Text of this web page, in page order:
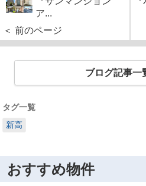
ア...
＜ 前のページ
ブログ記事一
タグ一覧
新高
おすすめ物件